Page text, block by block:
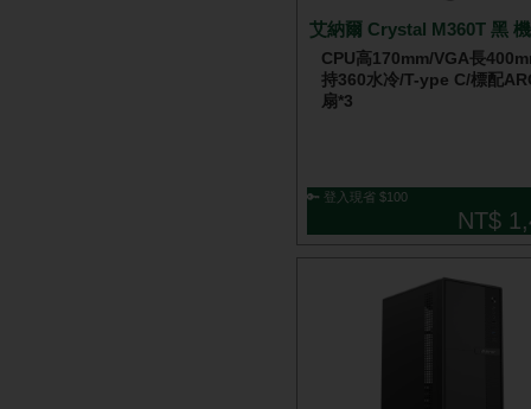
艾納爾 Crystal M360T 黑
CPU高170mm/VGA長
持360水冷/T-ype C/標配
扇*3
🔑 登入現省 $100
NT$